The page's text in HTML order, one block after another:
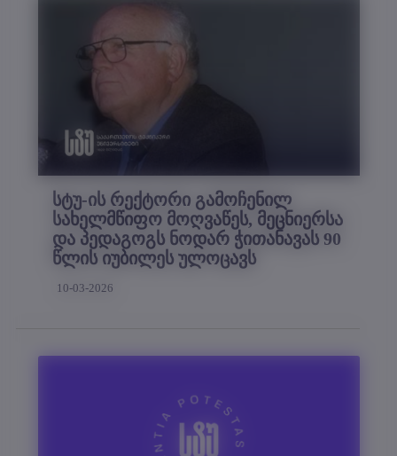
სტუ-ის რექტორი გამოჩენილ
სახელმწიფო მოღვაწეს, მეცნიერსა
და პედაგოგს ნოდარ ჭითანავას 90
წლის იუბილეს ულოცავს
10-03-2026